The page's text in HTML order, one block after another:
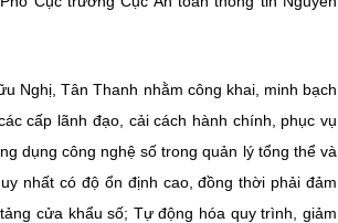
Nghị, Tân Thanh nhằm công khai, minh bạch
cấp lãnh đạo, cải cách hành chính, phục vụ
dụng công nghệ số trong quản lý tổng thể và
nhất có độ ổn định cao, đồng thời phải đảm
cửa khẩu số; Tự động hóa quy trình, giảm